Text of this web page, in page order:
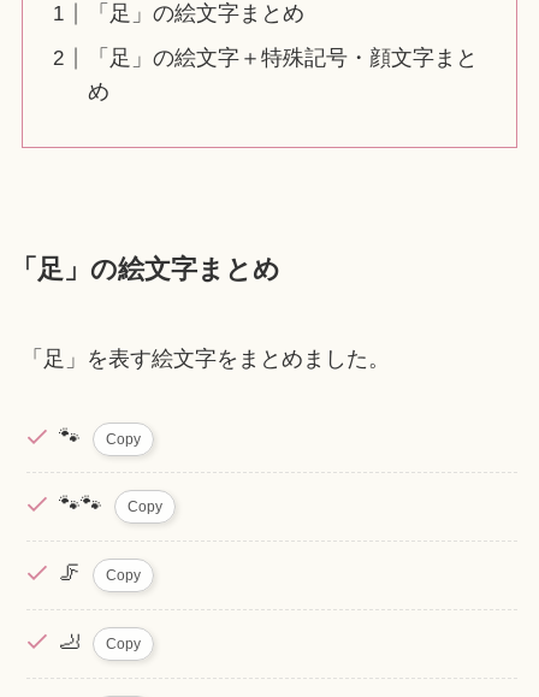
「足」の絵文字まとめ
「足」の絵文字＋特殊記号・顔文字まと
め
「足」の絵文字まとめ
「足」を表す絵文字をまとめました。
🐾 Copy
🐾🐾 Copy
🦵 Copy
🦶 Copy